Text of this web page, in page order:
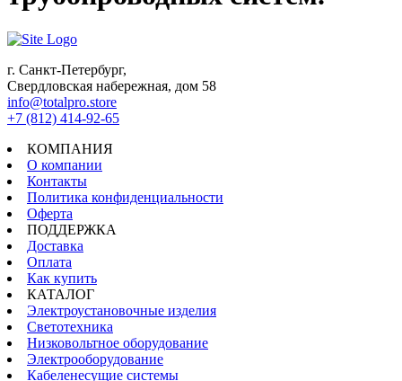
г. Санкт-Петербург,
Свердловская набережная, дом 58
info@totalpro.store
+7 (812) 414-92-65
КОМПАНИЯ
О компании
Контакты
Политика конфиденциальности
Оферта
ПОДДЕРЖКА
Доставка
Оплата
Как купить
КАТАЛОГ
Электроустановочные изделия
Светотехника
Низковольтное оборудование
Электрооборудование
Кабеленесущие системы